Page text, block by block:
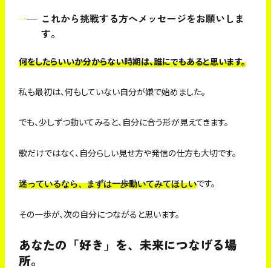
これから挑戦する方へメッセージをお願いしま
す。
何をしたらいいか分からない時期は、誰にでもあると思います。
私も最初は、何もしていない自分が嫌で始めました。
でも、少しずつ動いてみると、自分に合う形が見えてきます。
歌だけではなく、自分らしい見せ方や発信の仕方も大切です。
迷っているなら、まずは一歩動いてみてほしいです。
その一歩が、次の自分につながると思います。
あなたの「好き」を、未来につなげる場
所。